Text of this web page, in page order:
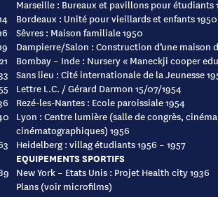
Marseille : Bureaux et pavillons pour étudiants
Bordeaux : Unité pour vieillards et enfants 1950
Sêvres : Maison familiale 1950
Dampierre/Salon : Construction d’une maison
Bombay – Inde : Nursery « Maneckji cooper
Sans lieu : Cité internationale de la Jeunesse
Lettre L.C. / Gérard Darmon 15/07/1954
Rezé-les-Nantes : Ecole paroissiale 1954
Lyon : Centre lumière (salle de congrès,
cinématographiques) 1956
Heidelberg : villag étudiants 1956 – 1957
EQUIPEMENTS SPORTIFS
New York – Etats Unis : Projet Health city 1936
Plans (voir microfilms)